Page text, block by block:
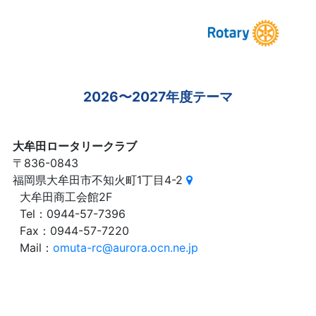
2026〜2027年度テーマ
大牟田ロータリークラブ
〒836-0843
福岡県大牟田市不知火町1丁目4-2
大牟田商工会館2F
Tel：0944-57-7396
Fax：0944-57-7220
Mail：omuta-rc@aurora.ocn.ne.jp